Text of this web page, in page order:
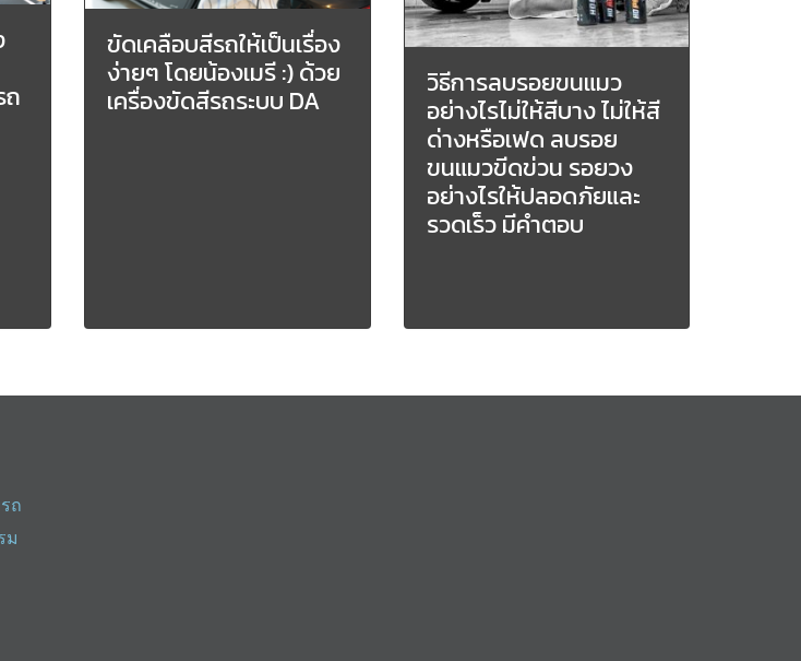
ถ
ขัดเคลือบสีรถให้เป็นเรื่อง
ง่ายๆ โดยน้องเมรี :) ด้วย
เครื่องขัดสีรถระบบ DA
วิธีการลบรอยขนแมว
อย่างไรไม่ให้สีบาง ไม่ให้สี
ด่างหรือเฟด ลบรอย
ขนแมวขีดข่วน รอยวง
อย่างไรให้ปลอดภัยและ
รวดเร็ว มีคำตอบ
ถ
ม